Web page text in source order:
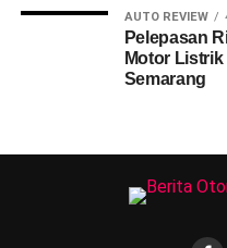
AUTO REVIEW
Pelepasan
Motor
Semarang